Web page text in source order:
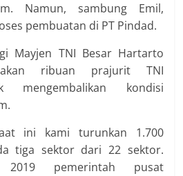
Namun, sambung Emil,
pembuatan di PT Pindad.
Mayjen TNI Besar Hartarto
ribuan prajurit TNI
mengembalikan kondisi
ini kami turunkan 1.700
tiga sektor dari 22 sektor.
2019 pemerintah pusat